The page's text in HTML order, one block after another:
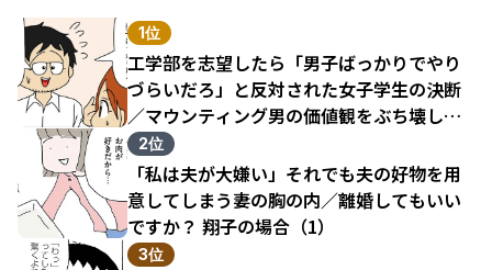
1位
工学部を志望したら「男子ばっかりでやり
づらいだろ」と反対された女子学生の決断
／マウンティング男の価値観をぶち壊した
結果（1）
2位
「私は夫が大嫌い」それでも夫の好物を用
意してしまう妻の胸の内／離婚してもいい
ですか？ 翔子の場合（1）
3位